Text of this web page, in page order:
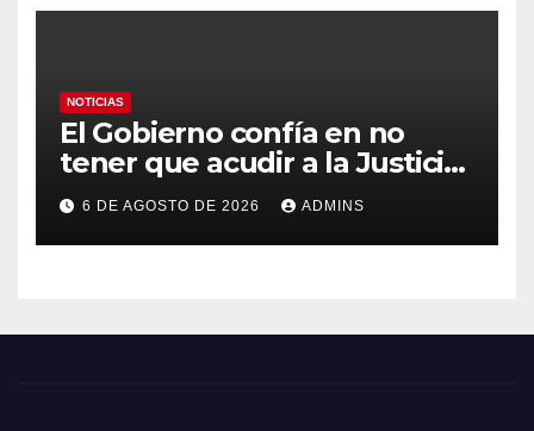
NOTICIAS
El Gobierno confía en no
tener que acudir a la Justicia
por el reparto de menores
mientras el PP pide la
apertura del Congreso por la
6 DE AGOSTO DE 2026 ADMINS